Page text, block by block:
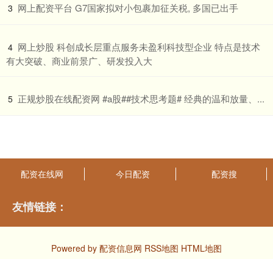
3 ​网上配资平台 G7国家拟对小包裹加征关税, 多国已出手
4 ​网上炒股 科创成长层重点服务未盈利科技型企业 特点是技术
有大突破、商业前景广、研发投入大
5 ​正规炒股在线配资网 #a股##技术思考题# 经典的温和放量、...
配资在线网 今日配资 配资搜
友情链接：
Powered by 配资信息网 RSS地图 HTML地图